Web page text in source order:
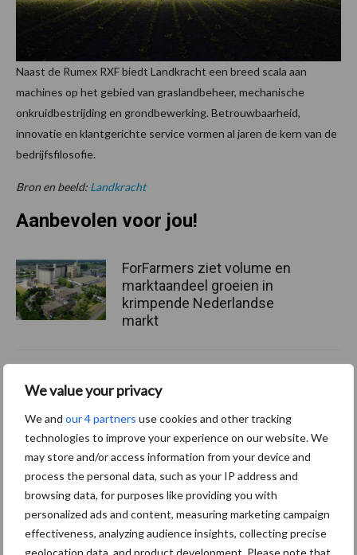
We value your privacy
We and our 4 partners use cookies and other tracking
technologies to improve your experience on our website. We
may store and/or access information from your device and
process the personal data, such as your IP address and
browsing data, for purposes like providing you with
personalized ads and content, measuring marketing campaign
effectiveness, analyzing audience insights, collecting precise
geolocation data, and product development. Please note that
Naast de Rumex RXF biedt Landkracht een breed scala aan
machines op het gebied van graslandbeheer, mechanische
onkruidbestrijding en grondbewerking. Betrouwbaarheid,
innovatie en klantgerichte service vormen al jaren de kern van de
bedrijfsfilosofie.
Bron en beeld: Landkracht
Aanbevolen voor jou!
ForFarmers ziet volume en
marktaandeel groeien in
krimpende Nederlandse
markt
een langere levensduur
“Vraag naar praktische
hygieneoplossingen is in
Polen groter dan ooit”